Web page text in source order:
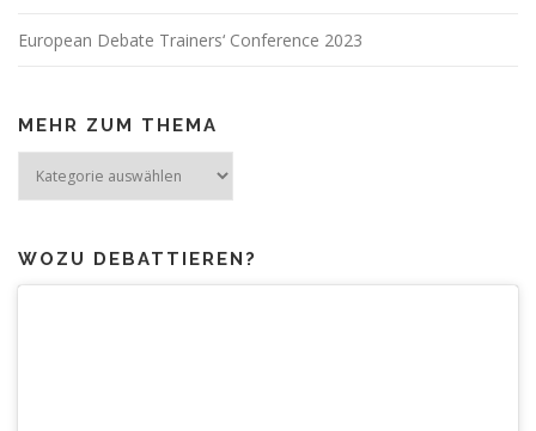
European Debate Trainers‘ Conference 2023
MEHR ZUM THEMA
zum
WOZU DEBATTIEREN?